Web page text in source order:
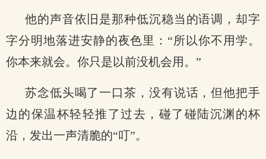
他的声音依旧是那种低沉稳当的语调，却字
字分明地落进安静的夜色里：“所以你不用学。
你本来就会。你只是以前没机会用。”
苏念低头喝了一口茶，没有说话，但他把手
边的保温杯轻轻推了过去，碰了碰陆沉渊的杯
沿，发出一声清脆的“叮”。